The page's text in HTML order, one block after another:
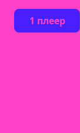
1 плеер